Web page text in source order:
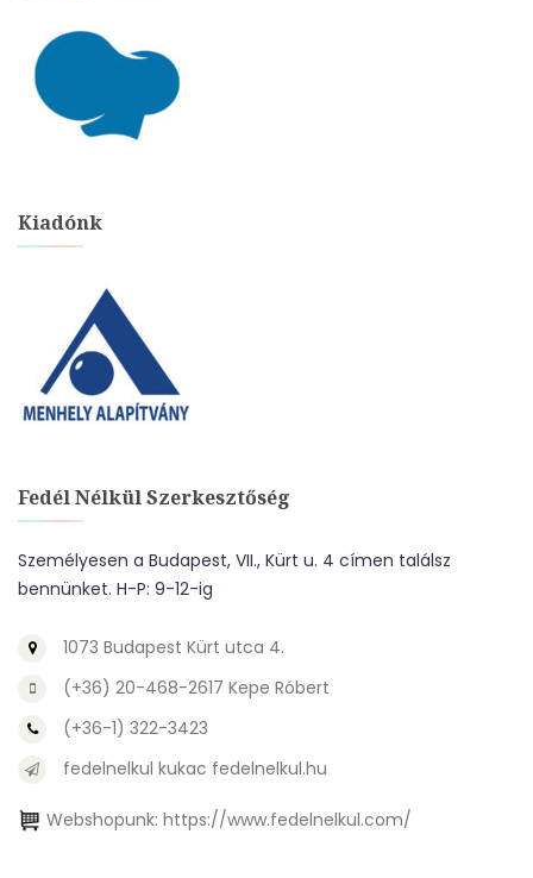
Kiadónk
Fedél Nélkül Szerkesztőség
Személyesen a Budapest, VII., Kürt u. 4 címen találsz
bennünket. H-P: 9-12-ig
1073 Budapest Kürt utca 4.
(+36) 20-468-2617 Kepe Róbert
(+36-1) 322-3423
fedelnelkul kukac fedelnelkul.hu
Webshopunk: https://www.fedelnelkul.com/